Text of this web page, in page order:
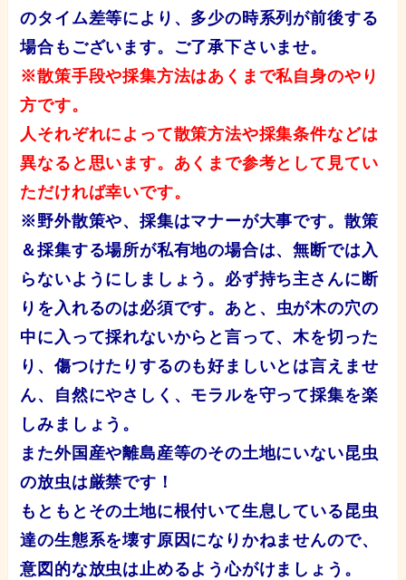
のタイム差等により、多少の時系列が前後する
場合もございます。ご了承下さいませ。
※散策手段や採集方法はあくまで私自身のやり
方です。
人それぞれによって散策方法や採集条件などは
異なると思います。あくまで参考として見てい
ただければ幸いです。
※野外散策や、採集はマナーが大事です。散策
＆採集する場所が私有地の場合は、無断では入
らないようにしましょう。必ず持ち主さんに断
りを入れるのは必須です。あと、 虫が木の穴の
中に入って採れないからと言って、木を切った
り、傷つけたりするのも好ましいとは言えませ
ん、自然にやさしく、モラルを守って採集を楽
しみましょう。
また外国産や離島産等のその土地にいない昆虫
の放虫は厳禁です！
もともとその土地に根付いて生息している昆虫
達の生態系を壊す原因になりかねませんので、
意図的な放虫は止めるよう心がけましょう。